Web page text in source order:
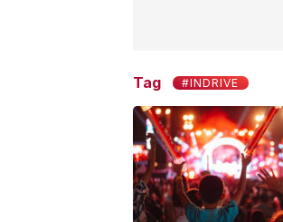
Tag #INDRIVE